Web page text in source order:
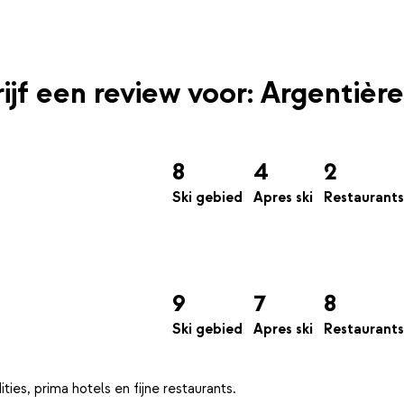
een review voor: Argentière
8
Ski gebied
4
Apres ski
2
Restaurants
9
Ski gebied
7
Apres ski
8
Restaurants